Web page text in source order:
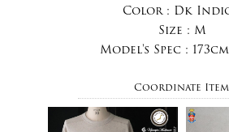
Color : Dk
Size : M
Model's Spec :
Coordinate Item